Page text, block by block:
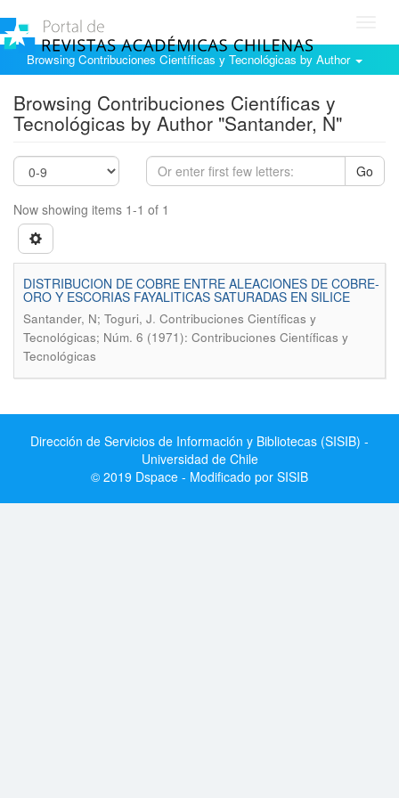
Browsing Contribuciones Científicas y Tecnológicas by Author
Browsing Contribuciones Científicas y
Tecnológicas by Author "Santander, N"
Go
Now showing items 1-1 of 1
DISTRIBUCION DE COBRE ENTRE ALEACIONES DE COBRE-
ORO Y ESCORIAS FAYALITICAS SATURADAS EN SILICE
Santander, N; Toguri, J. Contribuciones Científicas y
Tecnológicas; Núm. 6 (1971): Contribuciones Científicas y
Tecnológicas
Dirección de Servicios de Información y Bibliotecas (SISIB) -
Universidad de Chile
© 2019 Dspace - Modificado por SISIB